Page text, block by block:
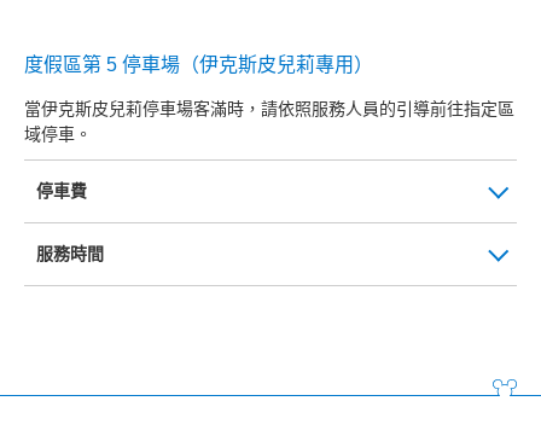
度假區第 5 停車場（伊克斯皮兒莉專用）
當伊克斯皮兒莉停車場客滿時，請依照服務人員的引導前往指定區
域停車。
停車費
服務時間